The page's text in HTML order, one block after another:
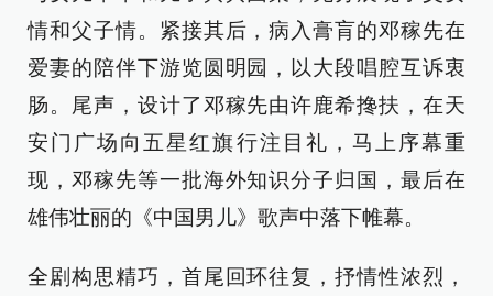
情和父子情。紧接其后，病入膏肓的邓稼先在
爱妻的陪伴下游览圆明园，以大段唱腔互诉衷
肠。尾声，设计了邓稼先由许鹿希搀扶，在天
安门广场向五星红旗行注目礼，马上序幕重
现，邓稼先等一批海外知识分子归国，最后在
雄伟壮丽的《中国男儿》歌声中落下帷幕。
全剧构思精巧，首尾回环往复，抒情性浓烈，